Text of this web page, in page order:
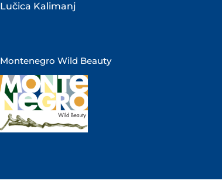
Lučica Kalimanj
Montenegro Wild Beauty